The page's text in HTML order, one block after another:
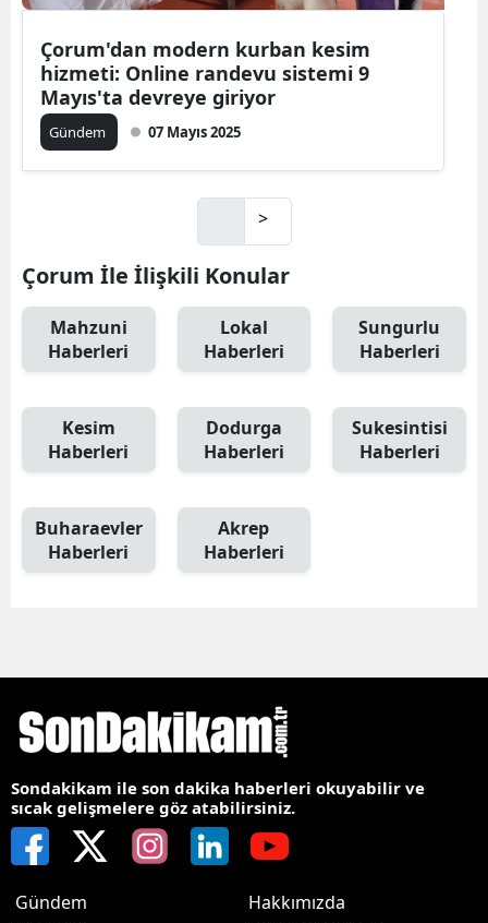
Çorum'dan modern kurban kesim
hizmeti: Online randevu sistemi 9
Mayıs'ta devreye giriyor
Gündem 07 Mayıs 2025
>
Çorum İle İlişkili Konular
Mahzuni
Haberleri
Lokal
Haberleri
Sungurlu
Haberleri
Kesim
Haberleri
Dodurga
Haberleri
Sukesintisi
Haberleri
Buharaevler
Haberleri
Akrep
Haberleri
Sondakikam ile son dakika haberleri okuyabilir ve
sıcak gelişmelere göz atabilirsiniz.
Gündem
Hakkımızda